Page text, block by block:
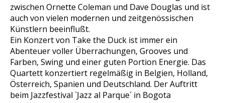
zwischen Ornette Coleman und Dave Douglas und ist
auch von vielen modernen und zeitgenössischen
Künstlern beeinflußt.
Ein Konzert von Take the Duck ist immer ein
Abenteuer voller Überrachungen, Grooves und
Farben, Swing und einer guten Portion Energie. Das
Quartett konzertiert regelmäßig in Belgien, Holland,
Österreich, Spanien und Deutschland. Der Auftritt
beim Jazzfestival `Jazz al Parque´ in Bogota